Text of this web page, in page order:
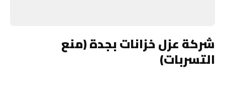
شركة عزل خزانات بجدة (منع
التسربات)